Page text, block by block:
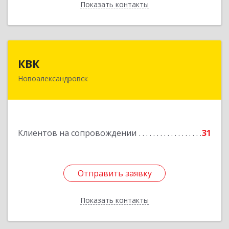
Показать контакты
Назад
КВК
Новоалександровск
Клиентов на сопровождении 31
Отправить заявку
Показать контакты
Подробнее
Отправить заявку
Назад